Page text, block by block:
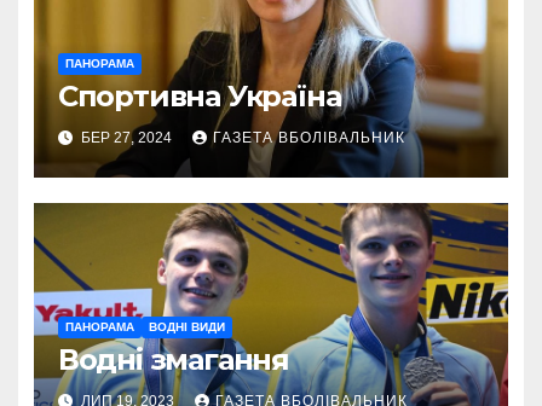
ПАНОРАМА
Спортивна Україна
БЕР 27, 2024 ГАЗЕТА ВБОЛІВАЛЬНИК
ПАНОРАМА ВОДНІ ВИДИ
Водні змагання
ЛИП 19, 2023 ГАЗЕТА ВБОЛІВАЛЬНИК